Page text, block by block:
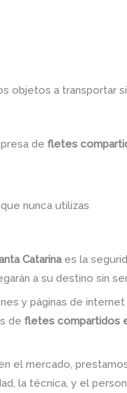
objetos a transportar
defletes
nunca utilizas
Catarina es la
a su destino sin
y páginas de
defletes compartidos
el mercado,
la técnica, y el